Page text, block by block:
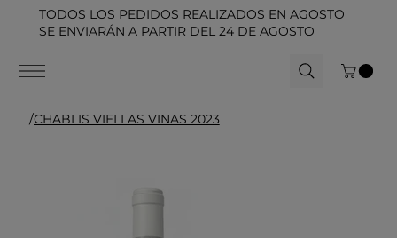
TODOS LOS PEDIDOS REALIZADOS EN AGOSTO
SE ENVIARÁN A PARTIR DEL 24 DE AGOSTO
/CHABLIS VIELLAS VINAS 2023